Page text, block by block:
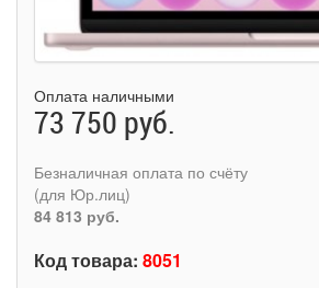
Оплата наличными
73 750 руб.
Безналичная оплата по счёту
(для Юр.лиц)
84 813 руб.
Код товара: 8051